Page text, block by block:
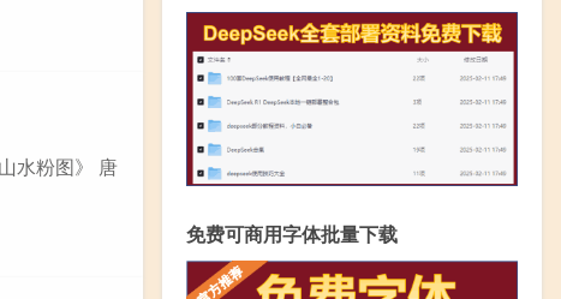
水粉图》 唐
免费可商用字体批量下载